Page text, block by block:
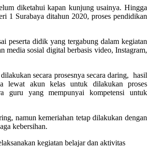
diketahui kapan kunjung usainya. Hingga
1 Surabaya ditahun 2020, proses pendidikan
peserta didik yang tergabung dalam kegiatan
media sosial digital berbasis video, Instagram,
secara prosesnya secara daring, hasil
lewat akun kelas untuk dilakukan proses
guru yang mempunyai kompetensi untuk
namun kemeriahan tetap dilakukan dengan
kebersihan.
kegiatan belajar dan aktivitas